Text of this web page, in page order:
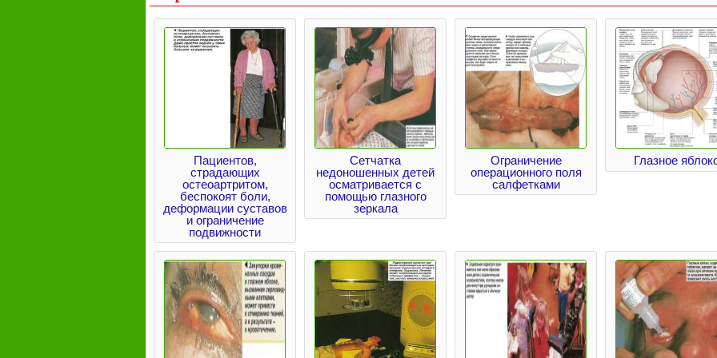
Пациентов,
страдающих
остеоартритом,
беспокоят боли,
деформации суставов
и ограничение
подвижности
Сетчатка
недоношенных детей
осматривается с
помощью глазного
зеркала
Ограничение
операционного поля
салфетками
Глазное